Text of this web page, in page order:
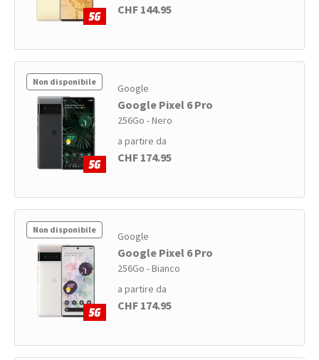
CHF 144.95
Non disponibile Google
Google Pixel 6 Pro
256Go - Nero
a partire da
CHF 174.95
Non disponibile Google
Google Pixel 6 Pro
256Go - Bianco
a partire da
CHF 174.95